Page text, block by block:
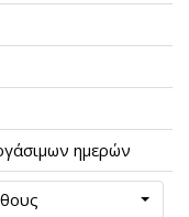
ημερών